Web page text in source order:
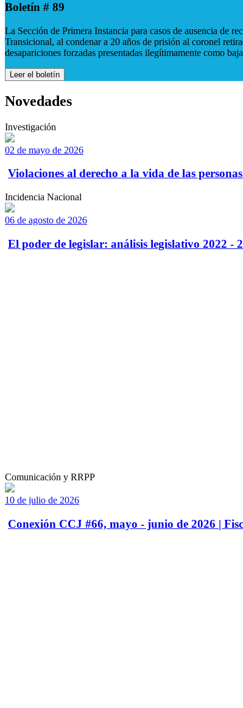
Boletín # 89
La Sección de Primera Instancia para casos de ausencia de
Transicional, al condenar a 20 años de prisión al coronel
desapariciones forzadas presentadas ilegítimamente como
Leer el boletín
Novedades
Investigación
02 de mayo de 2026
Violaciones al derecho a la vida de las
Incidencia Nacional
06 de agosto de 2026
El poder de legislar: análisis legislativo 2022 -
Comunicación y RRPP
10 de julio de 2026
Conexión CCJ #66, mayo - junio de 2026 |